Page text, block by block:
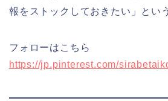
報をストックしておきたい」とい
フォローはこちら
https://jp.pinterest.com/